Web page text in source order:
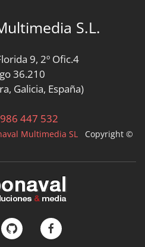
S.L.
9, 2º Ofic.4
36.210
Galicia, España)
447 532
Multimedia SLCopyright ©